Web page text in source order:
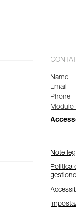
Name
Email
Phone
Modulo
Note
Politica